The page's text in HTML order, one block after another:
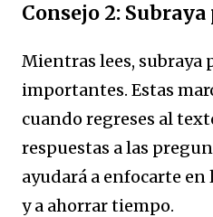
Consejo 2:
Mientras lees, subraya
importantes. Estas
cuando regreses al
respuestas a las
ayudará a enfocarte
y a ahorrar tiempo.